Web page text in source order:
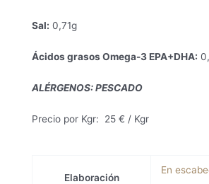
Sal: 0,71g
Ácidos grasos Omega-3 EPA+DHA:
ALÉRGENOS: PESCADO
Precio por Kgr: 25 € / Kgr
Elaboración
En